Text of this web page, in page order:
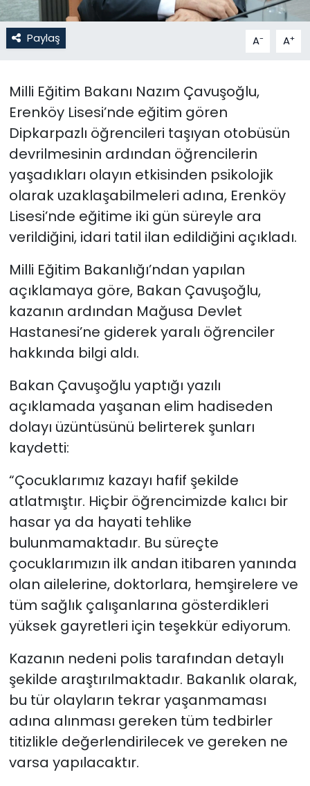
Paylaş A- A+
Milli Eğitim Bakanı Nazım Çavuşoğlu,
Erenköy Lisesi’nde eğitim gören
Dipkarpazlı öğrencileri taşıyan otobüsün
devrilmesinin ardından öğrencilerin
yaşadıkları olayın etkisinden psikolojik
olarak uzaklaşabilmeleri adına, Erenköy
Lisesi’nde eğitime iki gün süreyle ara
verildiğini, idari tatil ilan edildiğini açıkladı.
Milli Eğitim Bakanlığı’ndan yapılan
açıklamaya göre, Bakan Çavuşoğlu,
kazanın ardından Mağusa Devlet
Hastanesi’ne giderek yaralı öğrenciler
hakkında bilgi aldı.
Bakan Çavuşoğlu yaptığı yazılı
açıklamada yaşanan elim hadiseden
dolayı üzüntüsünü belirterek şunları
kaydetti:
“Çocuklarımız kazayı hafif şekilde
atlatmıştır. Hiçbir öğrencimizde kalıcı bir
hasar ya da hayati tehlike
bulunmamaktadır. Bu süreçte
çocuklarımızın ilk andan itibaren yanında
olan ailelerine, doktorlara, hemşirelere ve
tüm sağlık çalışanlarına gösterdikleri
yüksek gayretleri için teşekkür ediyorum.
Kazanın nedeni polis tarafından detaylı
şekilde araştırılmaktadır. Bakanlık olarak,
bu tür olayların tekrar yaşanmaması
adına alınması gereken tüm tedbirler
titizlikle değerlendirilecek ve gereken ne
varsa yapılacaktır.
Politika
Spor
Teknoloji
TÜRKiYE
Video Galeri
YAŞAM
Yazarlar